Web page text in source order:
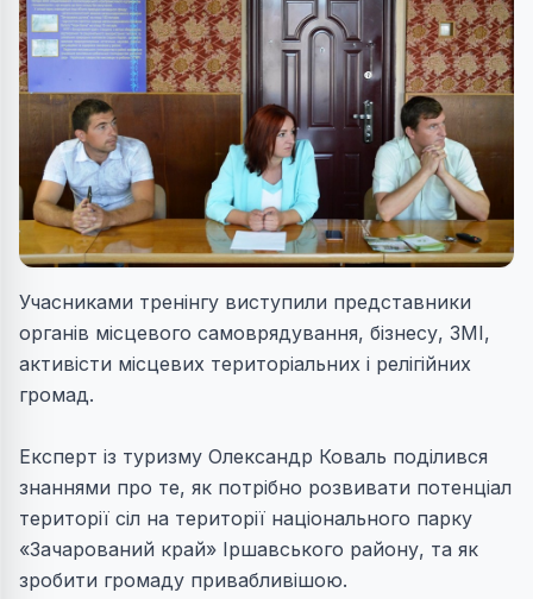
Учасниками тренінгу виступили представники
органів місцевого самоврядування, бізнесу, ЗМІ,
активісти місцевих територіальних і релігійних
громад.
Експерт із туризму Олександр Коваль поділився
знаннями про те, як потрібно розвивати потенціал
території сіл на території національного парку
«Зачарований край» Іршавського району, та як
зробити громаду привабливішою.